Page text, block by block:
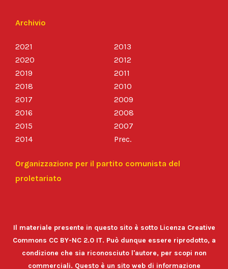
Archivio
2021
2020
2019
2018
2017
2016
2015
2014
2013
2012
2011
2010
2009
2008
2007
Prec.
Organizzazione per il partito comunista del
proletariato
Il materiale presente in questo sito è sotto Licenza Creative
Commons CC BY-NC 2.0 IT. Può dunque essere riprodotto, a
condizione che sia riconosciuto l'autore, per scopi non
commerciali. Questo è un sito web di informazione